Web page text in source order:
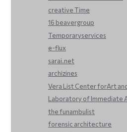
creative Time
16 beavergroup
Temporaryservices
e-flux
sarai.net
archizines
Vera List Center forArt
Laboratory of Immediate
the funambulist
forensic architecture